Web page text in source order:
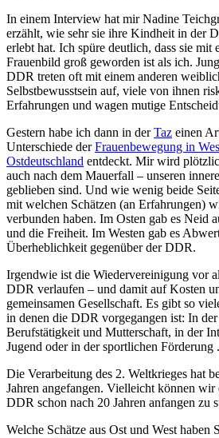
In einem Interview hat mir Nadine
erzählt, wie sehr sie ihre Kindheit in der
erlebt hat. Ich spüre deutlich, dass sie mit
Frauenbild groß geworden ist als ich.
DDR treten oft mit einem anderen
Selbstbewusstsein auf, viele von ihnen
Erfahrungen und wagen mutige
Gestern habe ich dann in derTaz einen
Unterschiede derFrauenbewegung in
Ostdeutschland entdeckt. Mir wird
auch nach dem Mauerfall – unseren
geblieben sind. Und wie wenig beide
mit welchen Schätzen (an Erfahrungen)
verbunden haben. Im Osten gab es Neid
und die Freiheit. Im Westen gab es
Überheblichkeit gegenüber der DDR.
Irgendwie ist die Wiedervereinigung vor
DDR verlaufen – und damit auf Kosten
gemeinsamen Gesellschaft. Es gibt so
in denen die DDR vorgegangen ist: In
Berufstätigkeit und Mutterschaft, in der
Jugend oder in der sportlichen Förderung .
Die Verarbeitung des 2. Weltkrieges hat
Jahren angefangen. Vielleicht können wir
DDR schon nach 20 Jahren anfangen zu
Welche Schätze aus Ost und West haben